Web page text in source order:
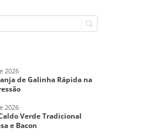
2026
de Galinha Rápida na
2026
Verde Tradicional
e Bacon